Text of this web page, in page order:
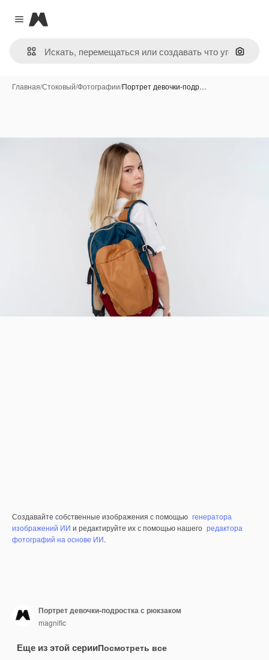
Close menu
Magnific
Поиск
Главная/Стоковый/Фотографии/Портрет девочки-подр…
Создавайте собственные изображения с помощью генератора
изображений ИИ и редактируйте их с помощью нашего редактора
фотографий на основе ИИ.
Портрет девочки-подростка с рюкзаком
magnific
Еще из этой серииПосмотреть все